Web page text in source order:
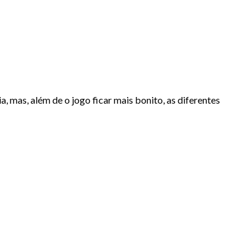
mas, além de o jogo ficar mais bonito, as diferentes